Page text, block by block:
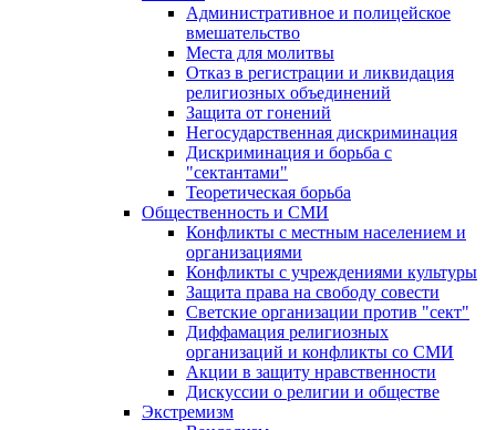
Административное и полицейское
вмешательство
Места для молитвы
Отказ в регистрации и ликвидация
религиозных объединений
Защита от гонений
Негосударственная дискриминация
Дискриминация и борьба с
"сектантами"
Теоретическая борьба
Общественность и СМИ
Конфликты с местным населением и
организациями
Конфликты с учреждениями культуры
Защита права на свободу совести
Светские организации против "сект"
Диффамация религиозных
организаций и конфликты со СМИ
Акции в защиту нравственности
Дискуссии о религии и обществе
Экстремизм